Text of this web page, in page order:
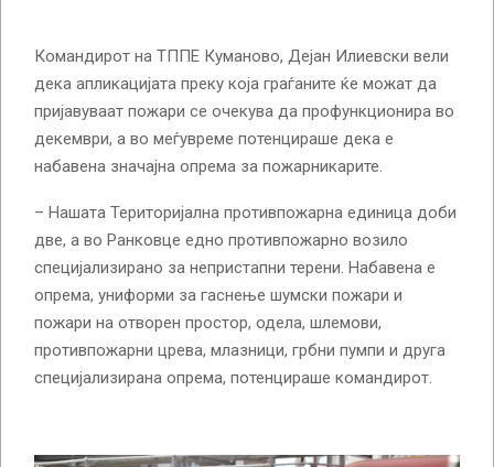
Командирот на ТППЕ Куманово, Дејан Илиевски вели
дека апликацијата преку која граѓаните ќе можат да
пријавуваат пожари се очекува да профункционира во
декември, а во меѓувреме потенцираше дека е
набавена значајна опрема за пожарникарите.
– Нашата Територијална противпожарна единица доби
две, а во Ранковце едно противпожарно возило
специјализирано за непристапни терени. Набавена е
опрема, униформи за гаснење шумски пожари и
пожари на отворен простор, одела, шлемови,
противпожарни црева, млазници, грбни пумпи и друга
специјализирана опрема, потенцираше командирот.